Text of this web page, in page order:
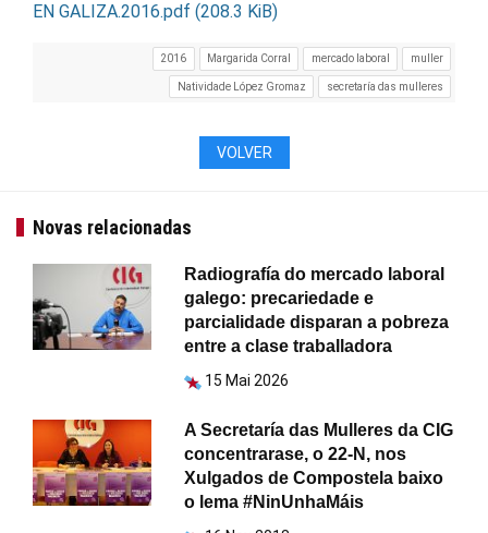
EN GALIZA.2016.pdf (208.3 KiB)
2016 Margarida Corral mercado laboral muller
Natividade López Gromaz secretaría das mulleres
VOLVER
Novas relacionadas
Radiografía do mercado laboral
galego: precariedade e
parcialidade disparan a pobreza
entre a clase traballadora
15 Mai 2026
A Secretaría das Mulleres da CIG
concentrarase, o 22-N, nos
Xulgados de Compostela baixo
o lema #NinUnhaMáis